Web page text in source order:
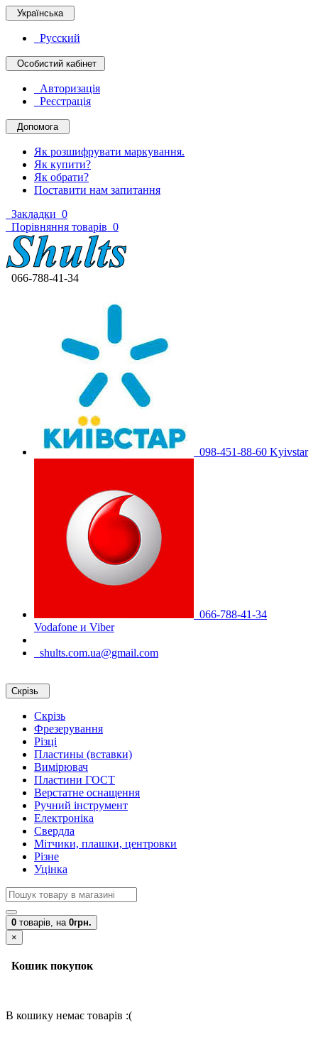
Українська
Русский
Особистий кабінет
Авторизація
Реєстрація
Допомога
Як розшифрувати маркування.
Як купити?
Як обрати?
Поставити нам запитання
Закладки 0
Порівняння товарів 0
066-788-41-34
098-451-88-60 Kyivstar
066-788-41-34
Vodafone и Viber
shults.com.ua@gmail.com
Скрізь
Скрізь
Фрезерування
Різці
Пластины (вставки)
Вимірювач
Пластини ГОСТ
Верстатне оснащення
Ручний інструмент
Електроніка
Свердла
Мітчики, плашки, центровки
Різне
Уцінка
0 товарів, на 0грн.
×
Кошик покупок
В кошику немає товарів :(